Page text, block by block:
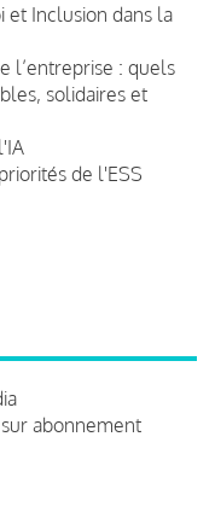
et Inclusion dans la
l’entreprise : quels
solidaires et
de l'ESS
abonnement